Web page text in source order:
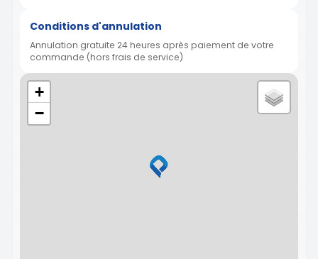
Conditions d'annulation
Annulation gratuite 24 heures après paiement de votre
commande (hors frais de service)
+
−